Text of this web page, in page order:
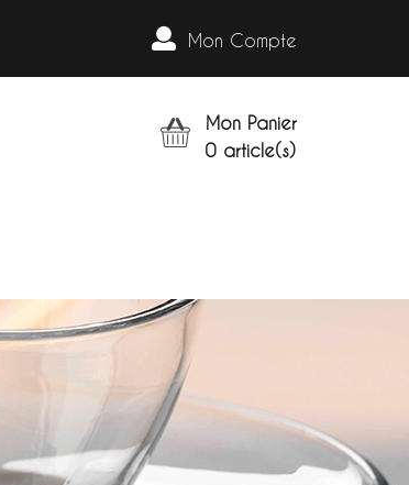
Mon Compte
Mon Panier
0 article(s)